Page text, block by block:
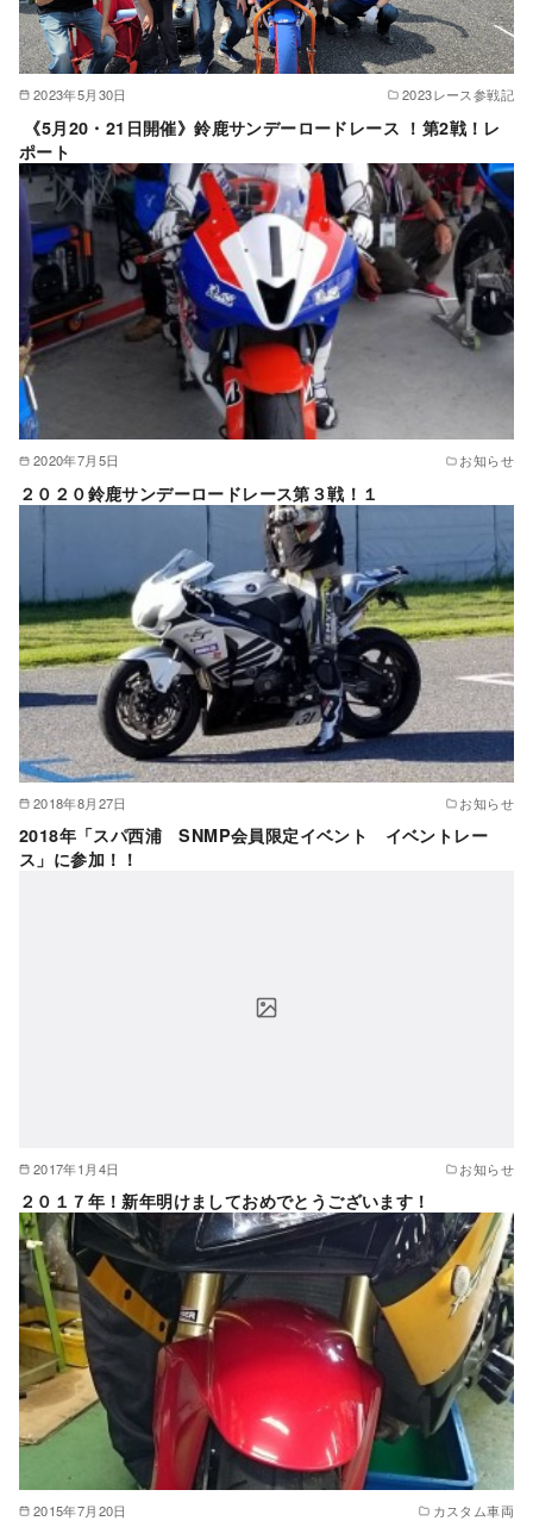
2023年5月30日 2023レース参戦記
《5月20・21日開催》鈴鹿サンデーロードレース ！第2戦！レ
ポート
2020年7月5日 お知らせ
２０２０鈴鹿サンデーロードレース第３戦！１
2018年8月27日 お知らせ
2018年「スパ西浦 SNMP会員限定イベント イベントレー
ス」に参加！！
2017年1月4日 お知らせ
２０１７年！新年明けましておめでとうございます！
2015年7月20日 カスタム車両